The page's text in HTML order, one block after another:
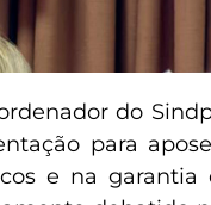
do
para
e na garantia